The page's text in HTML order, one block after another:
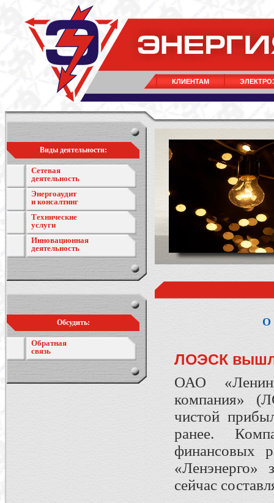
КЛИЕНТАМ
Виды деятельности:
Сетевая
деятельность
Энергоаудит
и консалтинг
Технические
услуги
Инновационная
деятельность
Обсудить:
Обратная
связь
О
ЛОЭСК
ОАО
компания»
чистой
ранее.
финансовых
«Ленэнерго»
сейчас